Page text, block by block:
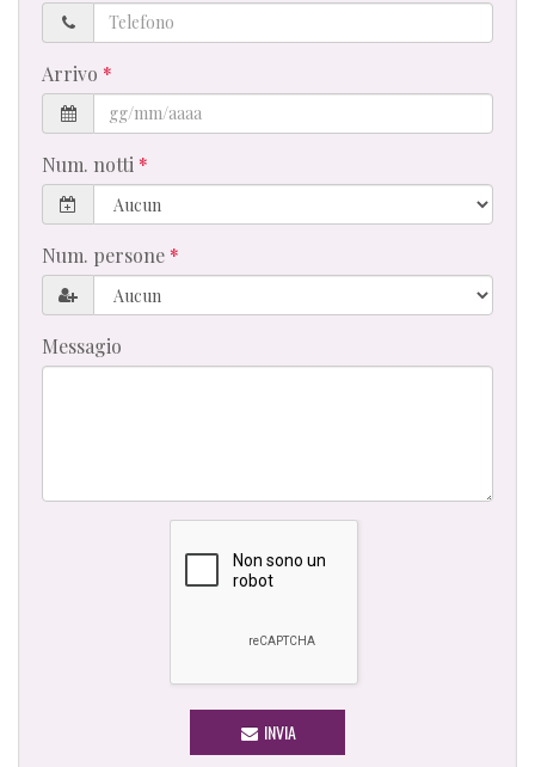
Telefono
Arrivo
Num. notti
Num. persone
Messagio
INVIA